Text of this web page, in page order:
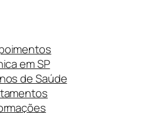
em SP
de Saúde